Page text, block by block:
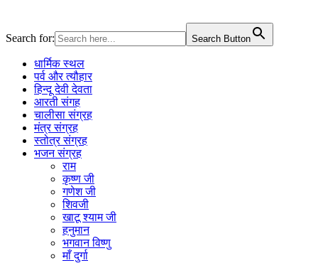
Search for: Search Button
धार्मिक स्थल
पर्व और त्यौहार
हिन्दू देवी देवता
आरती संगह
चालीसा संग्रह
मंत्र संग्रह
स्तोत्र संग्रह
भजन संग्रह
राम
कृष्ण जी
गणेश जी
शिवजी
खाटू श्याम जी
हनुमान
भगवान विष्णु
माँ दुर्गा